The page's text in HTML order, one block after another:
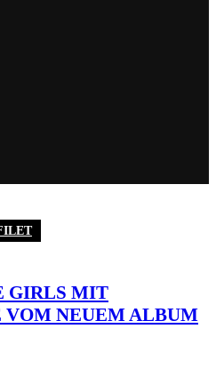
GIRLS MIT
NEUEM ALBUM